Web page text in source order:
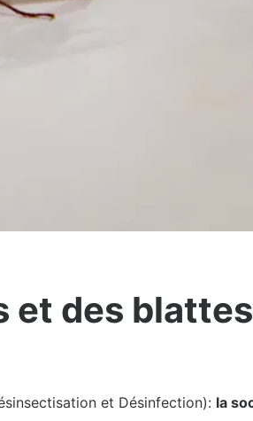
et des
et Désinfection): la